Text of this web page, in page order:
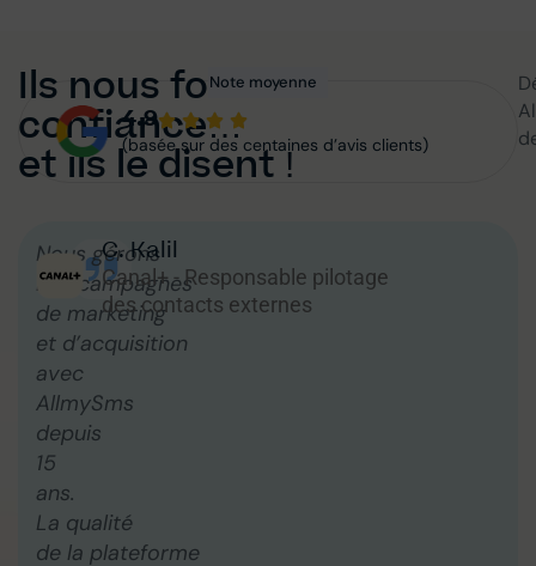
Ils nous font
confiance…
et ils le disent !
Note moyenne
4.9
(basée sur des centaines d’avis clients)
Nous gérons
nos campagnes
de marketing
et d’acquisition
avec
AllmySms
depuis
15
ans.
La qualité
de la plateforme
C. Kalil
Canal+ - Responsable pilotage
des contacts externes